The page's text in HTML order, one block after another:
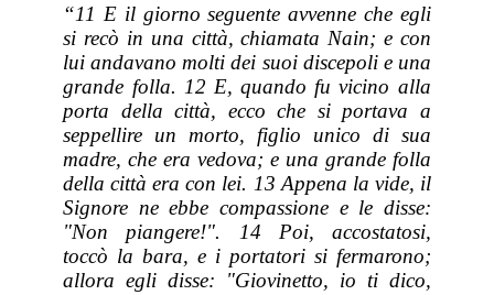
“11 E il giorno seguente avvenne che egli
si recò in una città, chiamata Nain; e con
lui andavano molti dei suoi discepoli e una
grande folla. 12 E, quando fu vicino alla
porta della città, ecco che si portava a
seppellire un morto, figlio unico di sua
madre, che era vedova; e una grande folla
della città era con lei. 13 Appena la vide, il
Signore ne ebbe compassione e le disse:
"Non piangere!". 14 Poi, accostatosi,
toccò la bara, e i portatori si fermarono;
allora egli disse: "Giovinetto, io ti dico,